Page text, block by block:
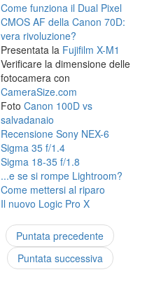
Come funziona il Dual Pixel
CMOS AF della Canon 70D:
vera rivoluzione?
Presentata la Fujifilm X-M1
Verificare la dimensione delle
fotocamera con
CameraSize.com
FotoCanon 100D vs
salvadanaio
Recensione Sony NEX-6
Sigma 35 f/1.4
Sigma 18-35 f/1.8
...e se si rompe Lightroom?
Come mettersi al riparo
Il nuovo Logic Pro X
Puntata precedente
Puntata successiva